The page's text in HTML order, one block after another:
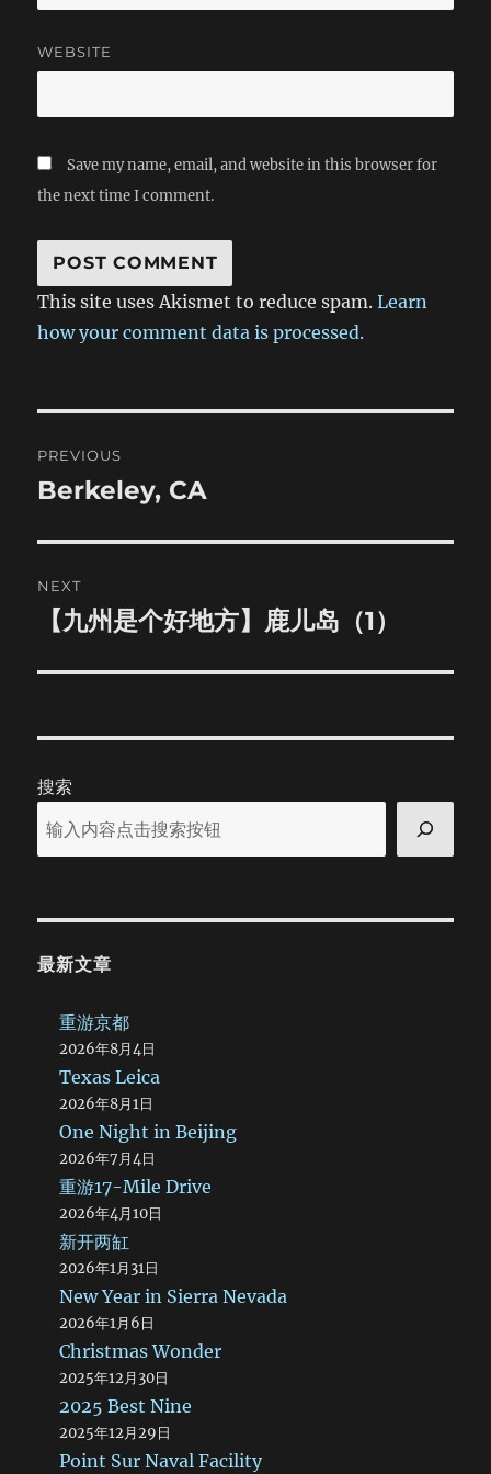
WEBSITE
Save my name, email, and website in this browser for
the next time I comment.
This site uses Akismet to reduce spam.Learn
how your comment data is processed.
navigation
PREVIOUS
Previous
Berkeley, CA
NEXT
Next
【九州是个好地方】鹿儿岛（1）
搜索
最新文章
重游京都
2026年8月4日
Texas Leica
2026年8月1日
One Night in Beijing
2026年7月4日
重游17-Mile Drive
2026年4月10日
新开两缸
2026年1月31日
New Year in Sierra Nevada
2026年1月6日
Christmas Wonder
2025年12月30日
2025 Best Nine
2025年12月29日
Point Sur Naval Facility